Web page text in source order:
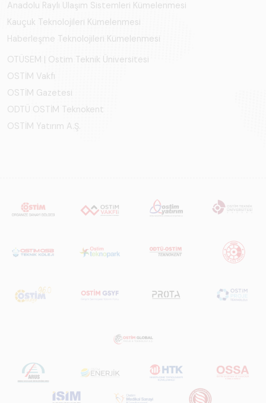
Anadolu Raylı Ulaşım Sistemleri Kümelenmesi
Kauçuk Teknolojileri Kümelenmesi
Haberleşme Teknolojileri Kümelenmesi
OTÜSEM | Ostim Teknik Üniversitesi
OSTİM Vakfı
OSTİM Gazetesi
ODTÜ OSTİM Teknokent
OSTİM Yatırım A.Ş.